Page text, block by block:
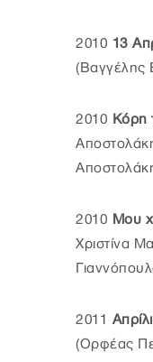
2010 13
(Βαγγέλης
2010 Κόρη
2010 Μου
Χριστίνα
2011
(Ορφέας